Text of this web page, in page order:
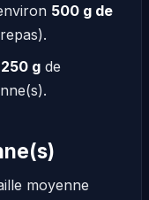
500 g de
250 g de
moyenne